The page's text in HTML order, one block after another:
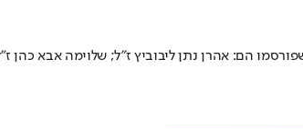
הם: אהרן נתן ליבוביץ ז”ל; שלוימה אבא כהן